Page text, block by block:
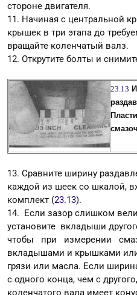
стороне двигателя.
11. Начиная с центральной
крышек в три этапа до
вращайте коленчатый валз.
12. Открутите болты и
23.13
13. Сравните ширину
каждой из шеек со шкалой,
комплект (23.13).
14. Если зазор слишком
установите вкладыши
чтобы при измерении
вкладышами и крышками
грязи или масла. Если
с одного конца, чем с
коленчатого вала имеет